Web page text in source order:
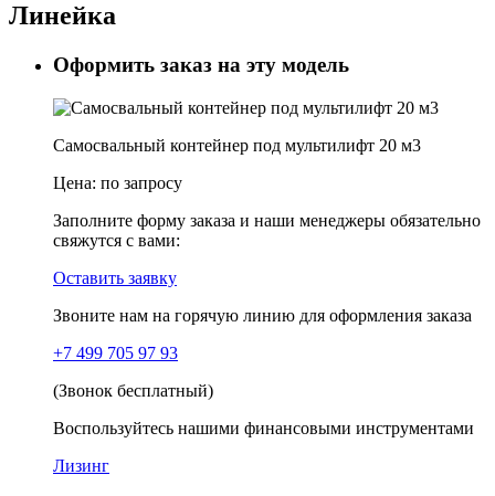
Линейка
Оформить заказ на эту модель
Самосвальный контейнер под мультилифт 20 м3
Цена: по запросу
Заполните форму заказа и наши менеджеры обязательно
свяжутся с вами:
Оставить заявку
Звоните нам на горячую линию для оформления заказа
+7 499 705 97 93
(Звонок бесплатный)
Воспользуйтесь нашими финансовыми инструментами
Лизинг